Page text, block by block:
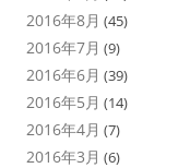
2016年8月 (45)
2016年7月 (9)
2016年6月 (39)
2016年5月 (14)
2016年4月 (7)
2016年3月 (6)